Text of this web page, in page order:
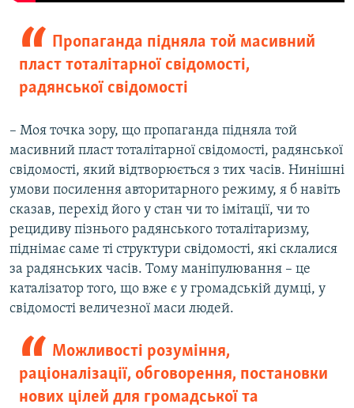
Пропаганда підняла той масивний
пласт тоталітарної свідомості,
радянської свідомості
– Моя точка зору, що пропаганда підняла той
масивний пласт тоталітарної свідомості, радянської
свідомості, який відтворюється з тих часів. Нинішні
умови посилення авторитарного режиму, я б навіть
сказав, перехід його у стан чи то імітації, чи то
рецидиву пізнього радянського тоталітаризму,
піднімає саме ті структури свідомості, які склалися
за радянських часів. Тому маніпулювання – це
каталізатор того, що вже є у громадській думці, у
свідомості величезної маси людей.
Можливості розуміння,
раціоналізації, обговорення, постановки
нових цілей для громадської та